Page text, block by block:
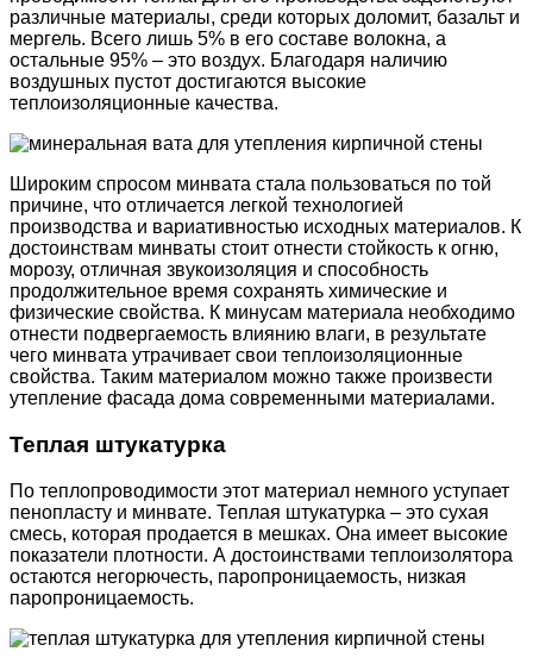
различные материалы, среди которых доломит, базальт и
мергель. Всего лишь 5% в его составе волокна, а
остальные 95% – это воздух. Благодаря наличию
воздушных пустот достигаются высокие
теплоизоляционные качества.
Широким спросом минвата стала пользоваться по той
причине, что отличается легкой технологией
производства и вариативностью исходных материалов. К
достоинствам минваты стоит отнести стойкость к огню,
морозу, отличная звукоизоляция и способность
продолжительное время сохранять химические и
физические свойства. К минусам материала необходимо
отнести подвергаемость влиянию влаги, в результате
чего минвата утрачивает свои теплоизоляционные
свойства. Таким материалом можно также произвести
утепление фасада дома современными материалами.
Теплая штукатурка
По теплопроводимости этот материал немного уступает
пенопласту и минвате. Теплая штукатурка – это сухая
смесь, которая продается в мешках. Она имеет высокие
показатели плотности. А достоинствами теплоизолятора
остаются негорючесть, паропроницаемость, низкая
паропроницаемость.